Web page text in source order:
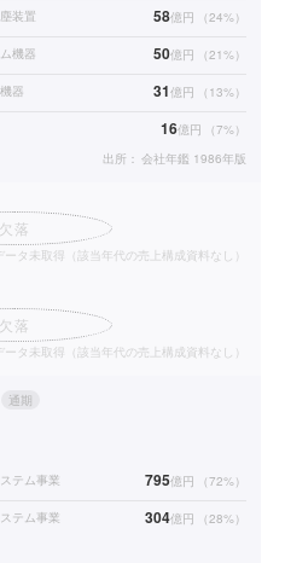
装置 58億円 （24%）
機器 50億円 （21%）
器 31億円 （ 13%）
16億円 （7%）
出所： 会社年鑑 1986年版
欠落
ータ未取得（該当年代の売上構成資料なし）
欠落
ータ未取得（該当年代の売上構成資料なし）
通期
テム事業 795億円 （72%）
テム事業 304億円 （28%）